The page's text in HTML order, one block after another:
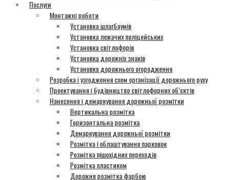
Послуги
Монтажні роботи
Установка шлагбаумів
Установка лежачих поліцейських
Установка світлофорів
Установка дорожніх знаків
Установка дорожнього огородження
Розробка і узгодження схем організації дорожнього руху
Проектування і будівництво світлофорних об’єктів
Нанесення і демаркування дорожньої розмітки
Вертикальна розмітка
Горизонтальна розмітка
Демаркування дорожньої розмітки
Розмітка і облаштування парковок
Розмітка пішохідних переходів
Розмітка пластиком
Дорожня розмітка фарбою